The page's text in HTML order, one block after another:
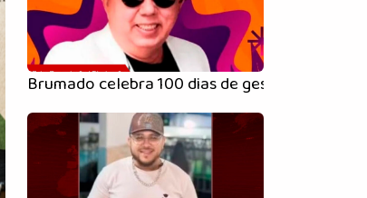
Brumado celebra 100 dias de gestão com